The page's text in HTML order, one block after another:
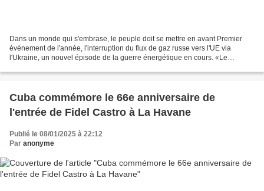
Dans un monde qui s'embrase, le peuple doit se mettre en avant Premier
événement de l'année, l'interruption du flux de gaz russe vers l'UE via
l'Ukraine, un nouvel épisode de la guerre énergétique en cours. «Le
Cuba commémore le 66e anniversaire de
l'entrée de Fidel Castro à La Havane
Publié le 08/01/2025 à 22:12
Par anonyme